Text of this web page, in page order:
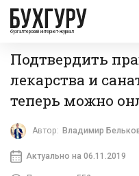
бухгалтерский интернет-журнал
Подтвердить
лекарства и
теперь можно
Автор: Владимир
Актуально на 06.11.2019